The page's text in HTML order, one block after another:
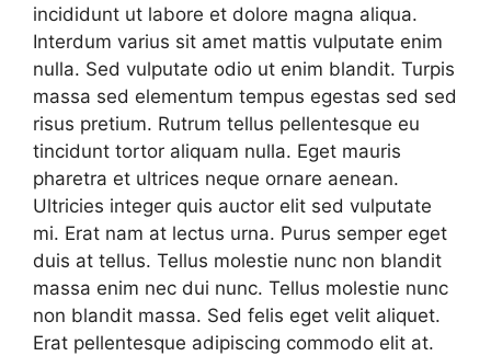
incididunt ut labore et dolore magna aliqua.
Interdum varius sit amet mattis vulputate enim
nulla. Sed vulputate odio ut enim blandit. Turpis
massa sed elementum tempus egestas sed sed
risus pretium. Rutrum tellus pellentesque eu
tincidunt tortor aliquam nulla. Eget mauris
pharetra et ultrices neque ornare aenean.
Ultricies integer quis auctor elit sed vulputate
mi. Erat nam at lectus urna. Purus semper eget
duis at tellus. Tellus molestie nunc non blandit
massa enim nec dui nunc. Tellus molestie nunc
non blandit massa. Sed felis eget velit aliquet.
Erat pellentesque adipiscing commodo elit at.